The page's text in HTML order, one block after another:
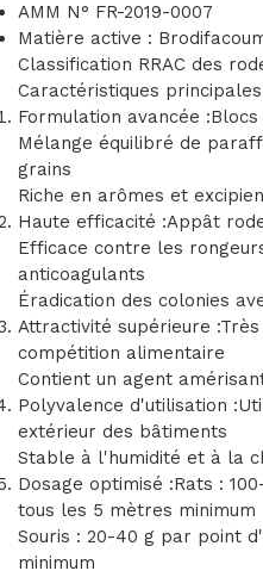
AMM N° FR-2019-0007
Matière active :
Classification RRAC des
Caractéristiques
Formulation avancée
Mélange équilibré de
grains
Riche en arômes et
Haute efficacité :Appât
Efficace contre les
anticoagulants
Éradication des colonies
Attractivité supérieure
compétition alimentaire
Contient un agent
Polyvalence d'utilisation
extérieur des bâtiments
Stable à l'humidité et à la
Dosage optimisé :Rats :
tous les 5 mètres minimum
Souris : 20-40 g par point
minimum